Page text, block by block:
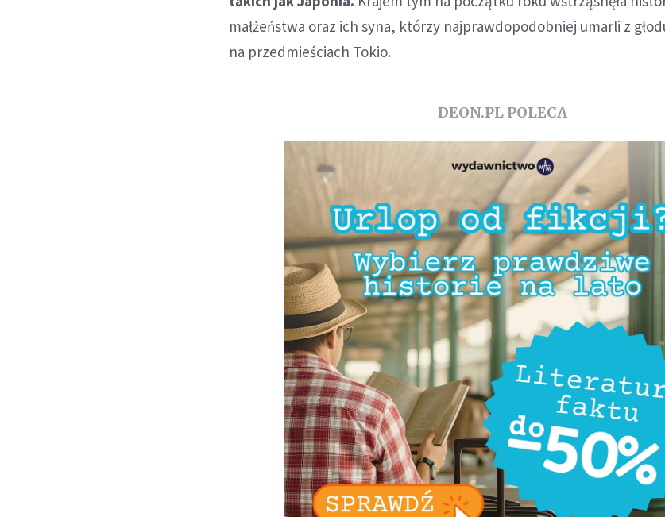
małżeństwa oraz ich syna, którzy najprawdopodobniej umarli z
na przedmieściach Tokio.
DEON.PL POLECA